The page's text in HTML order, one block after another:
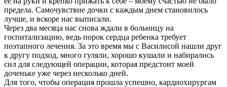
предела. Самочувствие дочки с каждым днем становилось
лучше, и вскоре нас выписали.
Через два месяца нас снова ждали в больницу на
госпитализацию, ведь порок сердца ребенка требует
поэтапного лечения. За это время мы с Василисой нашли друг
к другу подход, много гуляли, хорошо кушали и набирались
сил для следующей операции, которая предстоит моей
доченьке уже через несколько дней.
Для того, чтобы операция прошла успешно, кардиохирургам